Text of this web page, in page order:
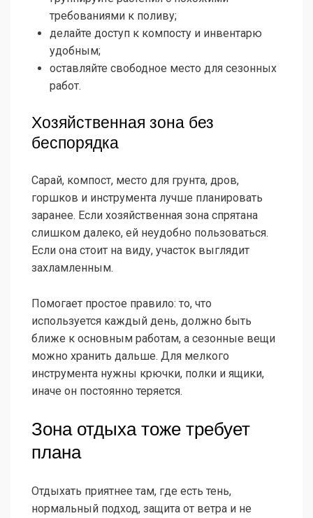
требованиями к поливу;
делайте доступ к компосту и инвентарю
удобным;
оставляйте свободное место для сезонных
работ.
Хозяйственная зона без
беспорядка
Сарай, компост, место для грунта, дров,
горшков и инструмента лучше планировать
заранее. Если хозяйственная зона спрятана
слишком далеко, ей неудобно пользоваться.
Если она стоит на виду, участок выглядит
захламленным.
Помогает простое правило: то, что
используется каждый день, должно быть
ближе к основным работам, а сезонные вещи
можно хранить дальше. Для мелкого
инструмента нужны крючки, полки и ящики,
иначе он постоянно теряется.
Зона отдыха тоже требует
плана
Отдыхать приятнее там, где есть тень,
нормальный подход, защита от ветра и не